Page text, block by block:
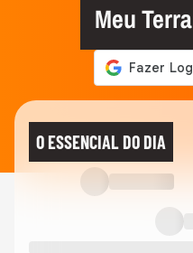
Meu Terra
O ESSENCIAL DO DIA